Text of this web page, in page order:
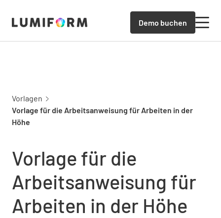
Demo buchen
Vorlagen
Vorlage für die Arbeitsanweisung für Arbeiten in der
Höhe
Vorlage für die
Arbeitsanweisung für
Arbeiten in der Höhe